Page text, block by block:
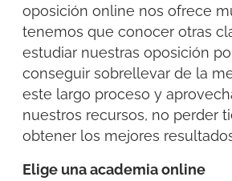
oposición online nos ofrece
tenemos que conocer otras
estudiar nuestras oposición
conseguir sobrellevar de la
este largo proceso y
nuestros recursos, no perder
obtener los mejores
Elige una academia online